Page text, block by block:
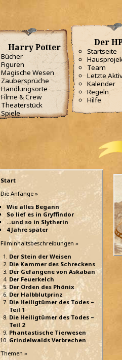
Harry Potter
Bücher
Figuren
Magische Wesen
Zaubersprüche
Handlungsorte
Filme & Crew
Theaterstück
Spiele
Der
Startseite
Team
Letzte
Kalender
Regeln
Hilfe
Start
Die Anfänge »
Wie alles Begann
So lief es in Gryffindor
...und so in Slytherin
4 Jahre später
Filminhaltsbeschreibungen »
Der Stein der Weisen
Die Kammer des Schreckens
Der Gefangene von Askaban
Der Feuerkelch
Der Orden des Phönix
Der Halbblutprinz
Die Heiligtümer des Todes –
Teil 1
Die Heiligtümer des Todes –
Teil 2
Phantastische Tierwesen
Grindelwalds Verbrechen
Themen »